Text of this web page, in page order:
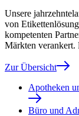
Unsere
von
kompetenten
Märkten
Zur Übersicht
Apotheken
Büro und